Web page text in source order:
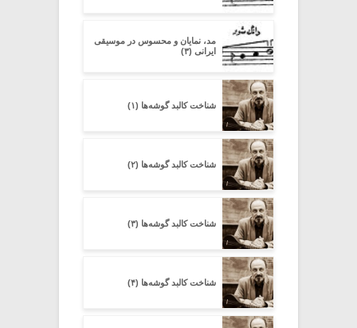
مد، نمایان و محسوس در موسیقی
ایرانی (۳)
شناخت کالبد گوشه‌ها (۱)
شناخت کالبد گوشه‌ها (۲)
شناخت کالبد گوشه‌ها (۳)
شناخت کالبد گوشه‌ها (۴)